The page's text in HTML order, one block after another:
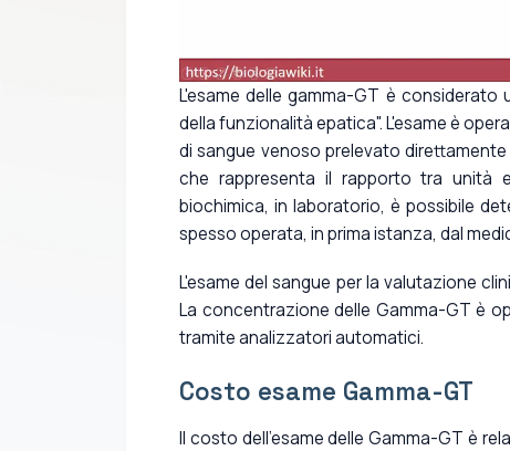
L'esame delle gamma-GT è
della funzionalità epatica". L'esame è
di sangue venoso prelevato
che rappresenta il rapporto tra unità
biochimica, in laboratorio, è possibile
spesso operata, in prima istanza, dal
L'esame del sangue per la valutazione
La concentrazione delle Gamma-GT è
tramite analizzatori automatici.
Costo esame Gamma-GT
Il costo dell'esame delle Gamma-GT è